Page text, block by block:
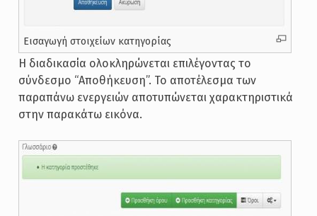
Εισαγωγή στοιχείων κατηγορίας
Η διαδικασία ολοκληρώνεται επιλέγοντας το
σύνδεσμο “Aποθήκευση”. Το αποτέλεσμα των
παραπάνω ενεργειών αποτυπώνεται χαρακτηριστικά
στην παρακάτω εικόνα.